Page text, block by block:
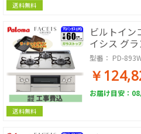
送料無料
送料無料
ビルトイン
イシス グ
ー プロパン
ランサー
型番： PD-
￥
お届け目安：